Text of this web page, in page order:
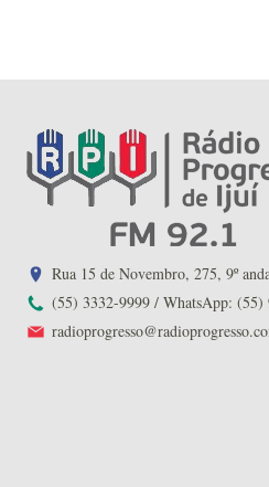
Rua 15 de Novembro, 275, 9º
(55) 3332-9999 / WhatsApp: (55)